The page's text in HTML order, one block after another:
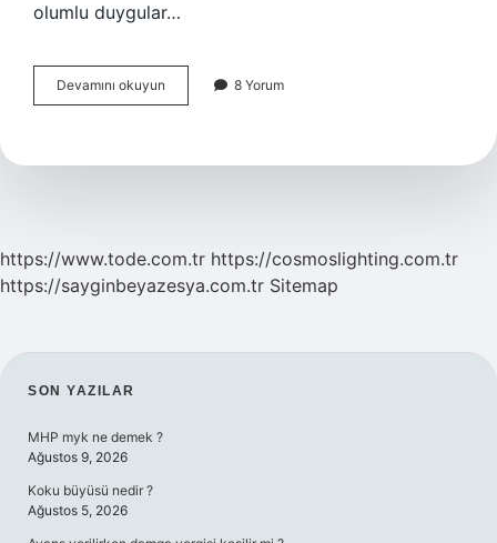
olumlu duygular…
Devamını okuyun
Sinir
Olur
8 Yorum
https://www.tode.com.tr https://cosmoslighting.com.tr
https://sayginbeyazesya.com.tr Sitemap
SIDEBAR
SON YAZILAR
MHP myk ne demek ?
Ağustos 9, 2026
Koku büyüsü nedir ?
Ağustos 5, 2026